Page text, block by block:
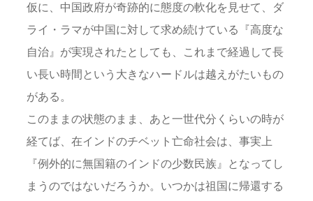
仮に、中国政府が奇跡的に態度の軟化を見せて、ダ
ライ・ラマが中国に対して求め続けている『高度な
自治』が実現されたとしても、これまで経過して長
い長い時間という大きなハードルは越えがたいもの
がある。
このままの状態のまま、あと一世代分くらいの時が
経てば、在インドのチベット亡命社会は、事実上
『例外的に無国籍のインドの少数民族』となってし
まうのではないだろうか。いつかは祖国に帰還する